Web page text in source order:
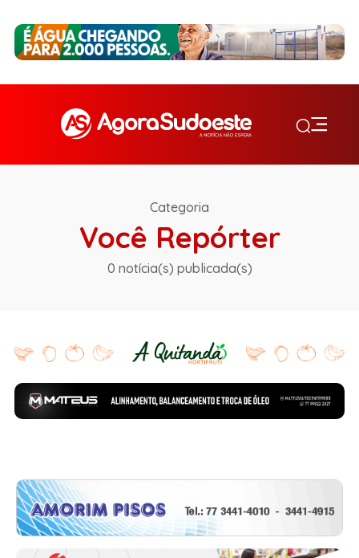
Categoria
Você Repórter
0 notícia(s) publicada(s)